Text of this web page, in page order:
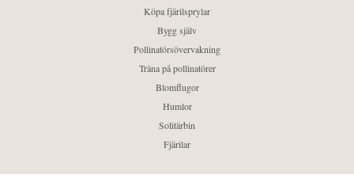
Köpa fjärilsprylar
Bygg själv
Pollinatörsövervakning
Träna på pollinatörer
Blomflugor
Humlor
Solitärbin
Fjärilar